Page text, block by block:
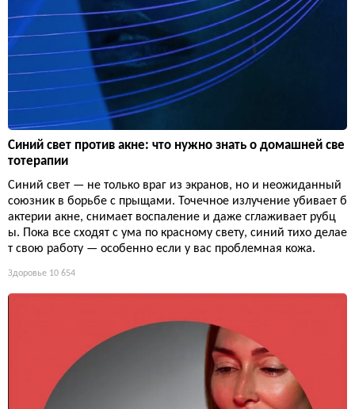
Синий свет против акне: что нужно знать о домашней све
тотерапии
Синий свет — не только враг из экранов, но и неожиданный
союзник в борьбе с прыщами. Точечное излучение убивает б
актерии акне, снимает воспаление и даже сглаживает рубц
ы. Пока все сходят с ума по красному свету, синий тихо делае
т свою работу — особенно если у вас проблемная кожа.
Здоровье 10 654